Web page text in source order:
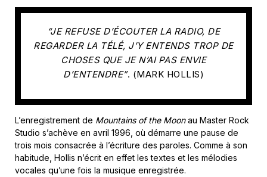
“JE REFUSE D’ÉCOUTER LA RADIO, DE
REGARDER LA TÉLÉ, J’Y ENTENDS TROP DE
CHOSES QUE JE N’AI PAS ENVIE
D’ENTENDRE”. (MARK HOLLIS)
L’enregistrement de Mountains of the Moonau Master Rock
Studio s’achève en avril 1996, où démarre une pause de
trois mois consacrée à l’écriture des paroles. Comme à son
habitude, Hollis n’écrit en effet les textes et les mélodies
vocales qu’une fois la musique enregistrée.